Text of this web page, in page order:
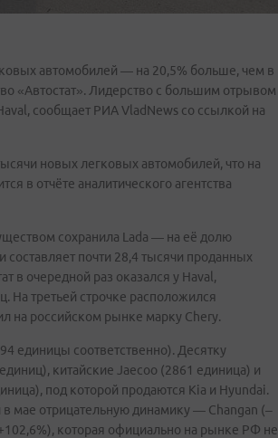
автомобилей — на 20,5% больше, чем в
«Автостат». Лидерство с большим отрывом
сообщает РИА VladNews со ссылкой на
новых легковых автомобилей, что на
в отчёте аналитического агентства
сохранила Lada — на её долю
почти 28,4 тысячи проданных
в очередной раз оказался у Haval,
На третьей строчке расположился
на российском рынке марку Chery.
единицы соответственно). Десятку
китайские Jaecoo (2861 единица) и
под которой продаются Kia и Hyundai.
мае отрицательную динамику — Changan (–
которая официально на рынке РФ не